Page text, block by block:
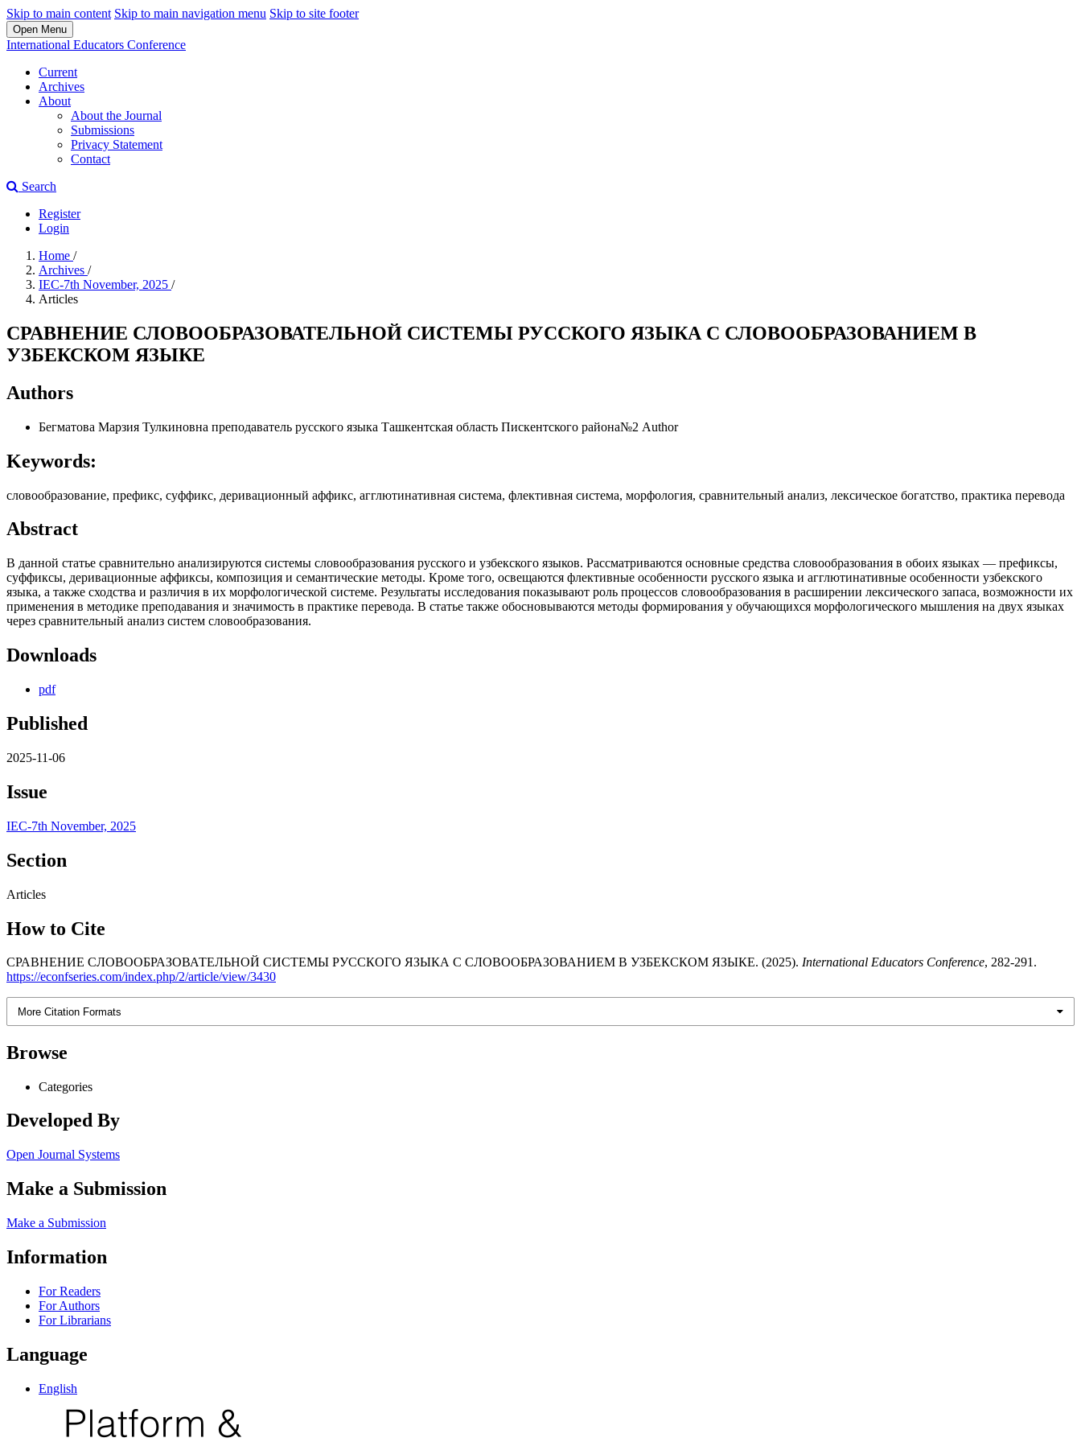
Skip to main content Skip to main navigation menu Skip to site footer
Open Menu
International Educators Conference
Current
Archives
About
About the Journal
Submissions
Privacy Statement
Contact
Search
Register
Login
Home /
Archives /
IEC-7th November, 2025 /
Articles
СРАВНЕНИЕ СЛОВООБРАЗОВАТЕЛЬНОЙ СИСТЕМЫ РУССКОГО ЯЗЫКА С СЛОВООБРАЗОВАНИЕМ В
УЗБЕКСКОМ ЯЗЫКЕ
Authors
Бегматова Марзия Тулкиновна преподаватель русского языка Ташкентская область Пискентского района№2 Author
Keywords:
словообразование, префикс, суффикс, деривационный аффикс, агглютинативная система, флективная система, морфология, сравнительный анализ, лексическое богатство, практика перевода
Abstract
В данной статье сравнительно анализируются системы словообразования русского и узбекского языков. Рассматриваются основные средства словообразования в обоих языках — префиксы,
суффиксы, деривационные аффиксы, композиция и семантические методы. Кроме того, освещаются флективные особенности русского языка и агглютинативные особенности узбекского
языка, а также сходства и различия в их морфологической системе. Результаты исследования показывают роль процессов словообразования в расширении лексического запаса, возможности их
применения в методике преподавания и значимость в практике перевода. В статье также обосновываются методы формирования у обучающихся морфологического мышления на двух языках
через сравнительный анализ систем словообразования.
Downloads
pdf
Published
2025-11-06
Issue
IEC-7th November, 2025
Section
Articles
How to Cite
СРАВНЕНИЕ СЛОВООБРАЗОВАТЕЛЬНОЙ СИСТЕМЫ РУССКОГО ЯЗЫКА С СЛОВООБРАЗОВАНИЕМ В УЗБЕКСКОМ ЯЗЫКЕ. (2025). International Educators Conference, 282-291.
https://econfseries.com/index.php/2/article/view/3430
More Citation Formats
Browse
Categories
Developed By
Open Journal Systems
Make a Submission
Make a Submission
Information
For Readers
For Authors
For Librarians
Language
English